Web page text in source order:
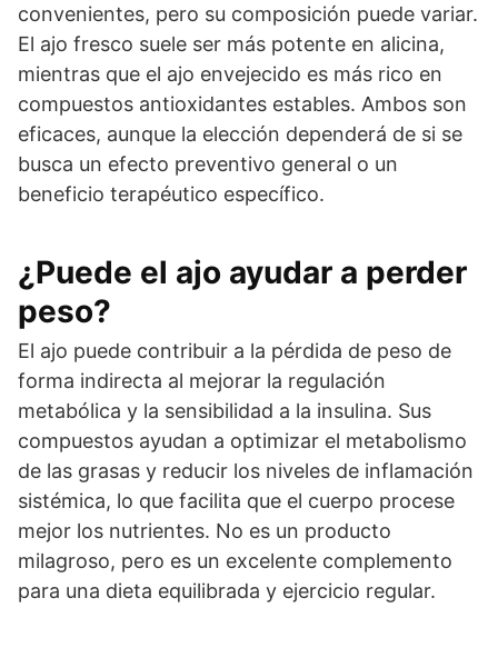
convenientes, pero su composición puede variar.
El ajo fresco suele ser más potente en alicina,
mientras que el ajo envejecido es más rico en
compuestos antioxidantes estables. Ambos son
eficaces, aunque la elección dependerá de si se
busca un efecto preventivo general o un
beneficio terapéutico específico.
¿Puede el ajo ayudar a perder
peso?
El ajo puede contribuir a la pérdida de peso de
forma indirecta al mejorar la regulación
metabólica y la sensibilidad a la insulina. Sus
compuestos ayudan a optimizar el metabolismo
de las grasas y reducir los niveles de inflamación
sistémica, lo que facilita que el cuerpo procese
mejor los nutrientes. No es un producto
milagroso, pero es un excelente complemento
para una dieta equilibrada y ejercicio regular.